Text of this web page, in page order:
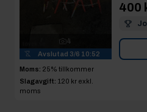
4
Avslutad 3/6 10:52
Moms: 25% tillkommer
Slagavgift: 120 kr exkl.
moms
400